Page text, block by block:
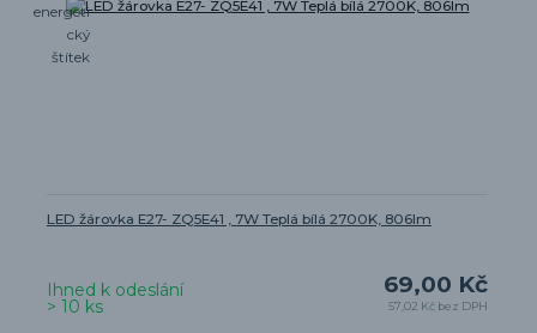
LED žárovka E27- ZQ5E41 , 7W Teplá bílá 2700K, 806lm
69,00 Kč
57,02 Kč bez DPH
Ihned k odeslání
> 10 ks